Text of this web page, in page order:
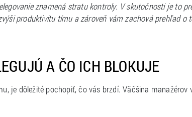
znamená stratu kontroly. V skutočnosti je to
produktivitu tímu a zároveň vám zachová prehľad o
A ČO ICH BLOKUJE
je dôležité pochopiť, čo vás brzdí. Väčšina manažérov